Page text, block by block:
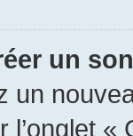
un
un
l’onglet